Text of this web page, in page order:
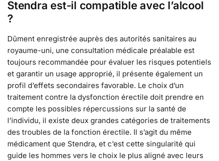
Stendra est-il compatible avec l’alcool
?
Dûment enregistrée auprès des autorités sanitaires au
royaume-uni, une consultation médicale préalable est
toujours recommandée pour évaluer les risques potentiels
et garantir un usage approprié, il présente également un
profil d’effets secondaires favorable. Le choix d’un
traitement contre la dysfonction érectile doit prendre en
compte les possibles répercussions sur la santé de
l’individu, il existe deux grandes catégories de traitements
des troubles de la fonction érectile. Il s’agit du même
médicament que Stendra, et c’est cette singularité qui
guide les hommes vers le choix le plus aligné avec leurs